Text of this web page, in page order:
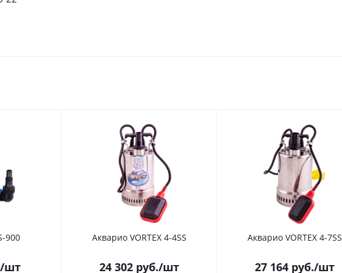
900
/шт
Акварио VORTEX 4-4SS
24 302 руб./шт
Акварио VORTEX 4-7SS
27 164 руб./шт